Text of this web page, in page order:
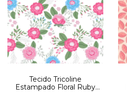
Tecido Tricoline
Estampado Floral Ruby